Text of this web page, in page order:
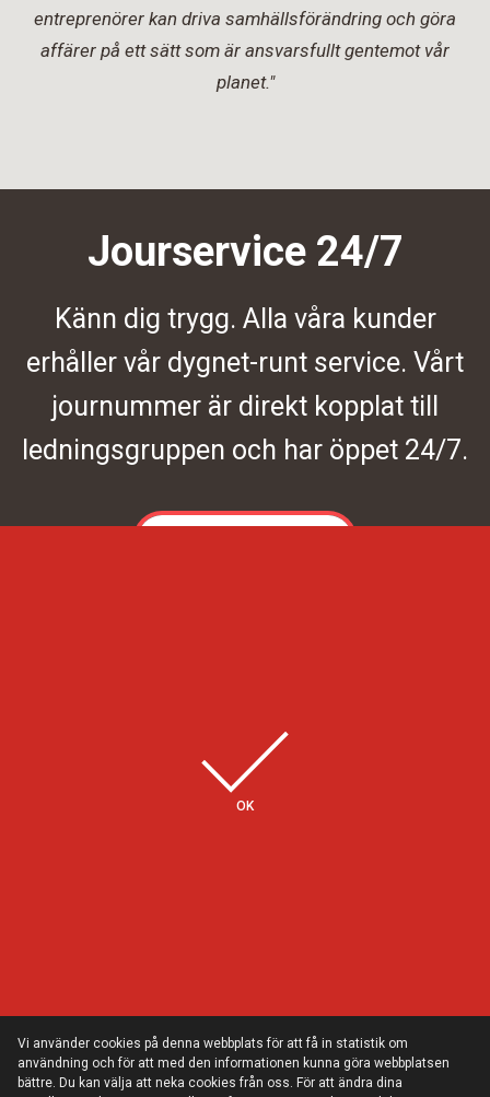
entreprenörer kan driva samhällsförändring och göra
affärer på ett sätt som är ansvarsfullt gentemot vår
planet."
Jourservice 24/7
Känn dig trygg. Alla våra kunder
erhåller vår dygnet-runt service. Vårt
journummer är direkt kopplat till
ledningsgruppen och har öppet 24/7.
Några av våra kunder
Vi använder cookies på denna webbplats för att få in statistik om
användning och för att med den informationen kunna göra webbplatsen
bättre. Du kan välja att neka cookies från oss. För att ändra dina
OK